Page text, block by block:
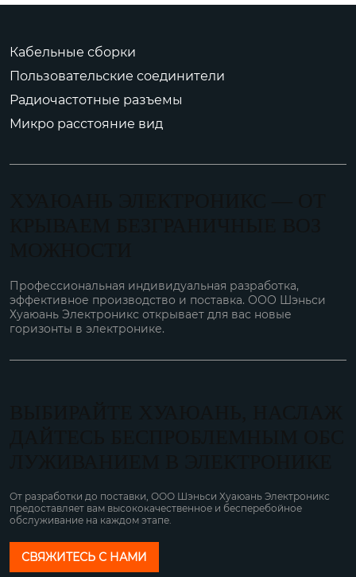
Кабельные сборки
Пользовательские соединители
Радиочастотные разъемы
Микро расстояние вид
Профессиональная индивидуальная разработка,
эффективное производство и поставка. ООО Шэньси
Хуаюань Электроникс открывает для вас новые
горизонты в электронике.
От разработки до поставки, ООО Шэньси Хуаюань Электроникс
предоставляет вам высококачественное и бесперебойное
обслуживание на каждом этапе.
СВЯЖИТЕСЬ С НАМИ